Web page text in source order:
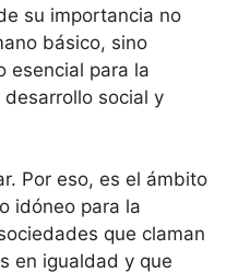
su importancia no
básico, sino
esencial para la
social y
Por eso, es el ámbito
idóneo para la
que claman
en igualdad y que